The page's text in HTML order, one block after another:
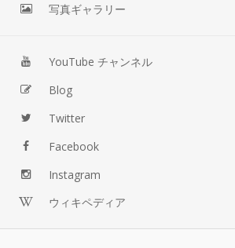
写真ギャラリー
YouTube チャンネル
Blog
Twitter
Facebook
Instagram
ウィキペディア